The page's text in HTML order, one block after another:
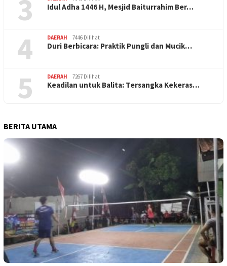
3 Idul Adha 1446 H, Mesjid Baiturrahim Ber…
4 DAERAH 7446 Dilihat
Duri Berbicara: Praktik Pungli dan Mucik…
5 DAERAH 7267 Dilihat
Keadilan untuk Balita: Tersangka Kekeras…
BERITA UTAMA